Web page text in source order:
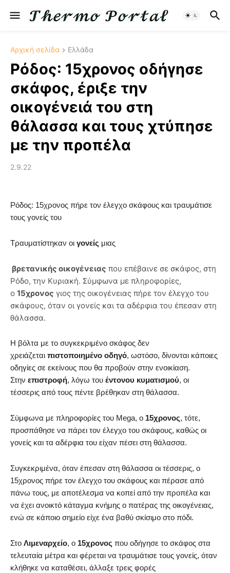
Αρχική σελίδα Ελλάδα
Ρόδος: 15χρονος οδήγησε
σκάφος, έριξε την
οικογένειά του στη
θάλασσα και τους χτύπησε
με την προπέλα
2.9.22
Ρόδος: 15χρονος πήρε τον έλεγχο σκάφους και τραυμάτισε
τους γονείς του
Τραυματίστηκαν οι γονείς μιας
βρετανικής οικογένειας που επέβαινε σε σκάφος, στη
Ρόδο, την Κυριακή. Σύμφωνα με πληροφορίες,
ο 15χρονος γιος της οικογένειας πήρε τον έλεγχο του
σκάφους, όταν οι γονείς και τα αδέρφια του έπεσαν στη
θάλασσα.
Η βόλτα με το συγκεκριμένο σκάφος δεν
χρειάζεται πιστοποιημένο οδηγό, ωστόσο, δίνονται κάποιες
οδηγίες σε εκείνους που θα προβούν στην ενοικίαση.
Στην επιστροφή, λόγω του έντονου κυματισμού, οι
τέσσερις από τους πέντε βρέθηκαν στη θάλασσα.
Σύμφωνα με πληροφορίες του Mega, ο 15χρονος, τότε,
προσπάθησε να πάρει τον έλεγχο του σκάφους, καθώς οι
γονείς και τα αδέρφια του είχαν πέσει στη θάλασσα.
Συγκεκριμένα, όταν έπεσαν στη θάλασσα οι τέσσερις, ο
15χρονος πήρε τον έλεγχο του σκάφους και πέρασε από
πάνω τους, με αποτέλεσμα να κοπεί από την προπέλα και
να έχει ανοικτό κάταγμα κνήμης ο πατέρας της οικογένειας,
ενώ σε κάποιο σημείο είχε ένα βαθύ σκίσιμο στο πόδι.
Στο Λιμεναρχείο, ο 15χρονος που οδήγησε το σκάφος στα
τελευταία μέτρα και φέρεται να τραυμάτισε τους γονείς, όταν
κλήθηκε να καταθέσει, άλλαξε τρεις φορές